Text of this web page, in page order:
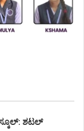
ಶಟಲ್